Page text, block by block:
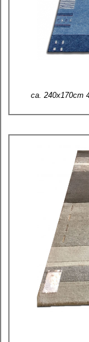
ca. 240x170cm